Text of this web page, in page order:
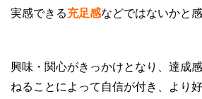
実感できる充足感などではないかと感
興味・関心がきっかけとなり、達成
ねることによって自信が付き、より